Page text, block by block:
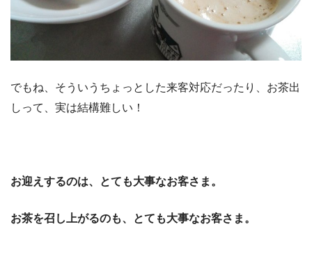
でもね、そういうちょっとした来客対応だったり、お茶出
しって、実は結構難しい！
お迎えするのは、とても大事なお客さま。
お茶を召し上がるのも、とても大事なお客さま。